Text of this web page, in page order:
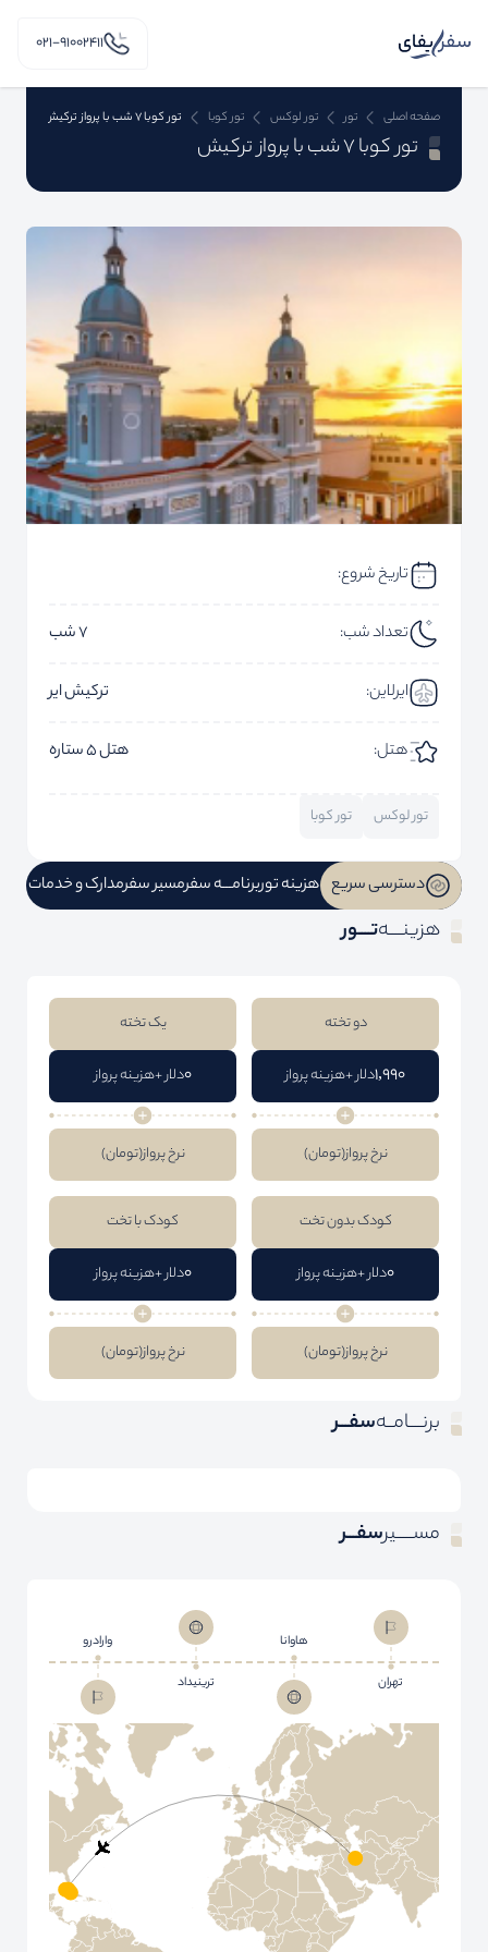
۰۲۱-91002411
صفحه اصلی تور تور لوکس تور کوبا تور کوبا 7 شب با پرواز ترکیش
تور کوبا 7 شب با پرواز ترکیش
تاریخ شروع:
تعداد شب: 7 شب
ایرلاین: ترکیش ایر
هتل: هتل 5 ستاره
تور لوکس تور کوبا
دسترسی سریع هزینه توربرنامـــه سفرمسیر سفرمدارک و خدمات
هزینــــهتــــور
دو تخته
1,990دلار +هزینه پرواز
نرخ پرواز(تومان)
یک تخته
0دلار +هزینه پرواز
نرخ پرواز(تومان)
کودک بدون تخت
0دلار +هزینه پرواز
نرخ پرواز(تومان)
کودک با تخت
0دلار +هزینه پرواز
نرخ پرواز(تومان)
برنــــامــهسفـــر
مســـــیرسفـــر
تهران
هاوانا
ترینیداد
وارادرو